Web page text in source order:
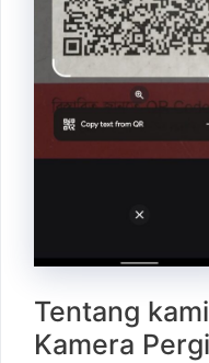
Tentang
Kamera